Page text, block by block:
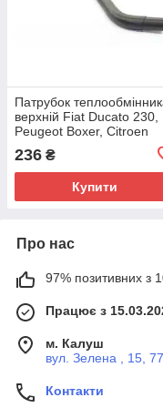
Патрубок
верхній Fiat Ducato 230,
Peugeot Boxer, Citroen
2.5/2.8, 1317R5
236 ₴
Купити
Про нас
97% позитивних з
Працює з
м. Калуш
вул. Зелена , 15,
Контакти